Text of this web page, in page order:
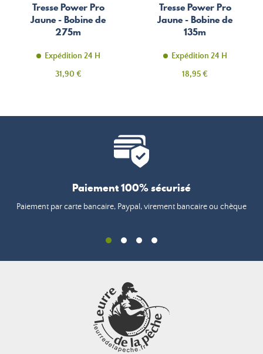
Tresse Power Pro
Jaune - Bobine de
275m
Expédition 24 H
Prix
31,90 €
Tresse Power Pro
Jaune - Bobine de
135m
Expédition 24 H
Prix
18,95 €
Paiement 100% sécurisé
Paiement par carte bancaire, Paypal, virement bancaire ou chèque